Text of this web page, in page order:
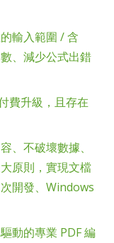
輸入範圍 / 含
、減少公式出錯
費升級，且存在
、不破壞數據、
原則，實現文檔
開發、Windows
動的專業 PDF 編